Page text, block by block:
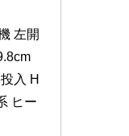
左開
入 H
ヒー